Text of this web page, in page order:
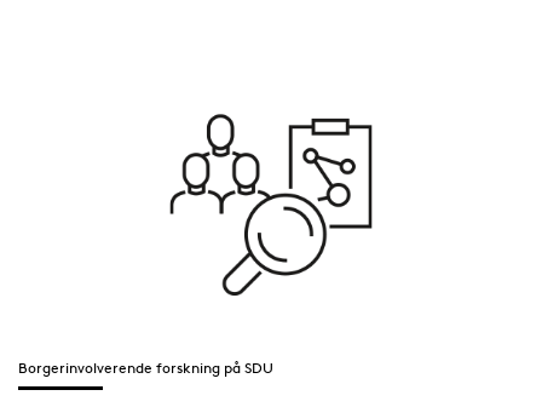
Borgerinvolverende forskning på SDU